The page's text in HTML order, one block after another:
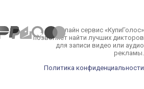
Онлайн сервис «КупиГолос»
позволяет найти лучших дикторов
для записи видео или аудио
рекламы.
Политика конфиденциальности